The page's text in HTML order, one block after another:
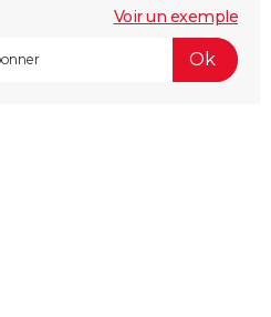
Voir un exemple